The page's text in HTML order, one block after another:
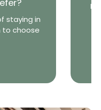
world’s most diverse
lively beach towns
world-famous...